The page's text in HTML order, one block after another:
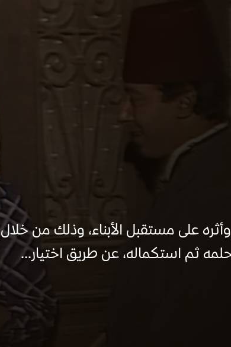
على مستقبل الأبناء، وذلك من خلال
ثم استكماله، عن طريق اختيار...